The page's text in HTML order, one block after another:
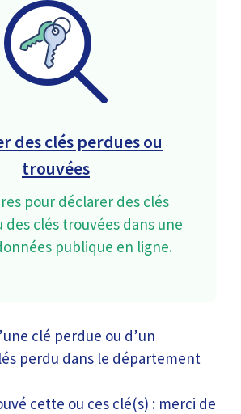
des clés perdues ou
trouvées
pour déclarer des clés
des clés trouvées dans une
publique en ligne.
clé perdue ou d’un
perdu dans le département
cette ou ces clé(s) : merci de